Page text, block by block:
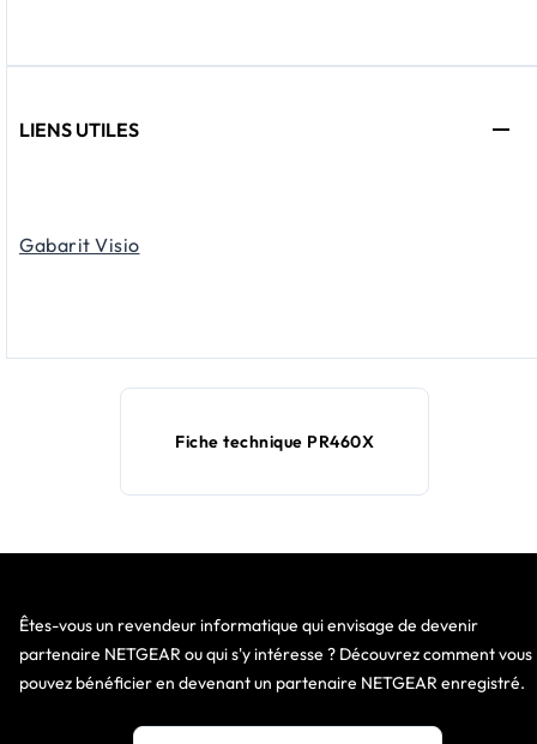
LIENS UTILES
Gabarit Visio
Fiche technique PR460X
Êtes-vous un revendeur informatique qui envisage de devenir
partenaire NETGEAR ou qui s'y intéresse ? Découvrez comment vous
pouvez bénéficier en devenant un partenaire NETGEAR enregistré.